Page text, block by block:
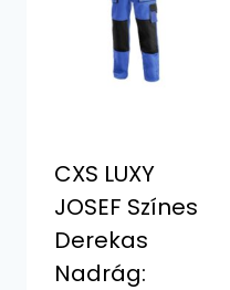
CXS LUXY
JOSEF Színes
Derekas
Nadrág: